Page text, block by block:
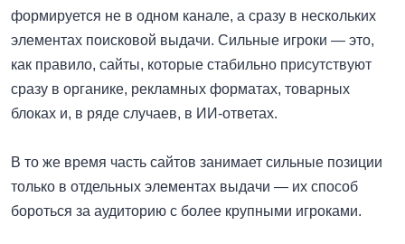
формируется не в одном канале, а сразу в нескольких
элементах поисковой выдачи. Сильные игроки — это,
как правило, сайты, которые стабильно присутствуют
сразу в органике, рекламных форматах, товарных
блоках и, в ряде случаев, в ИИ-ответах.
В то же время часть сайтов занимает сильные позиции
только в отдельных элементах выдачи — их способ
бороться за аудиторию с более крупными игроками.